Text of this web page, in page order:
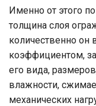
Именно от этого
толщина слоя
количественно
коэффициентом,
его вида,
влажности,
механических